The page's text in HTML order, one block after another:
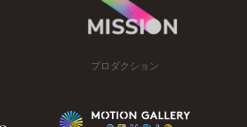
プロダクション